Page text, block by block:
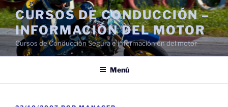
Saltar
al
contenido
CURSOS DE CONDUCCIÓN –
INFORMACIÓN DEL MOTOR
Cursos de Conducción Segura e información en del motor
Menú